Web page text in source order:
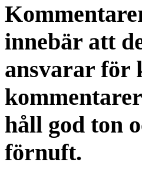
innebär att
ansvarar för
håll god ton
förnuft.